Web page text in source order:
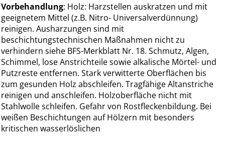
Vorbehandlung: Holz: Harzstellen auskratzen und mit
geeignetem Mittel (z.B. Nitro- Universalverdünnung)
reinigen. Ausharzungen sind mit
beschichtungstechnischen Maßnahmen nicht zu
verhindern siehe BFS-Merkblatt Nr. 18. Schmutz, Algen,
Schimmel, lose Anstrichteile sowie alkalische Mörtel- und
Putzreste entfernen. Stark verwitterte Oberflächen bis
zum gesunden Holz abschleifen. Tragfähige Altanstriche
reinigen und anschleifen. Holzoberfläche nicht mit
Stahlwolle schleifen. Gefahr von Rostfleckenbildung. Bei
weißen Beschichtungen auf Hölzern mit besonders
kritischen wasserlöslichen